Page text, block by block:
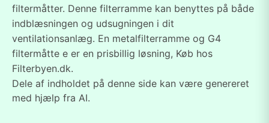
filtermåtter. Denne filterramme kan benyttes på både
indblæsningen og udsugningen i dit
ventilationsanlæg. En metalfilterramme og G4
filtermåtte e er en prisbillig løsning, Køb hos
Filterbyen.dk.
Dele af indholdet på denne side kan være genereret
med hjælp fra AI.